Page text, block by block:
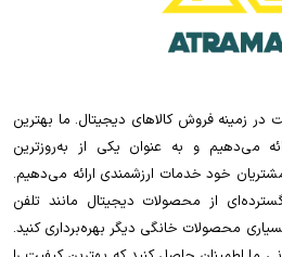
فعالیت در زمینه فروش کالاهای دیجیتال. ما بهترین
می‌دهیم و به عنوان یکی از به‌روزترین
خود خدمات ارزشمندی ارائه می‌دهیم.
از محصولات دیجیتال مانند تلفن
محصولات خانگی دیگر بهره‌برداری کنید.